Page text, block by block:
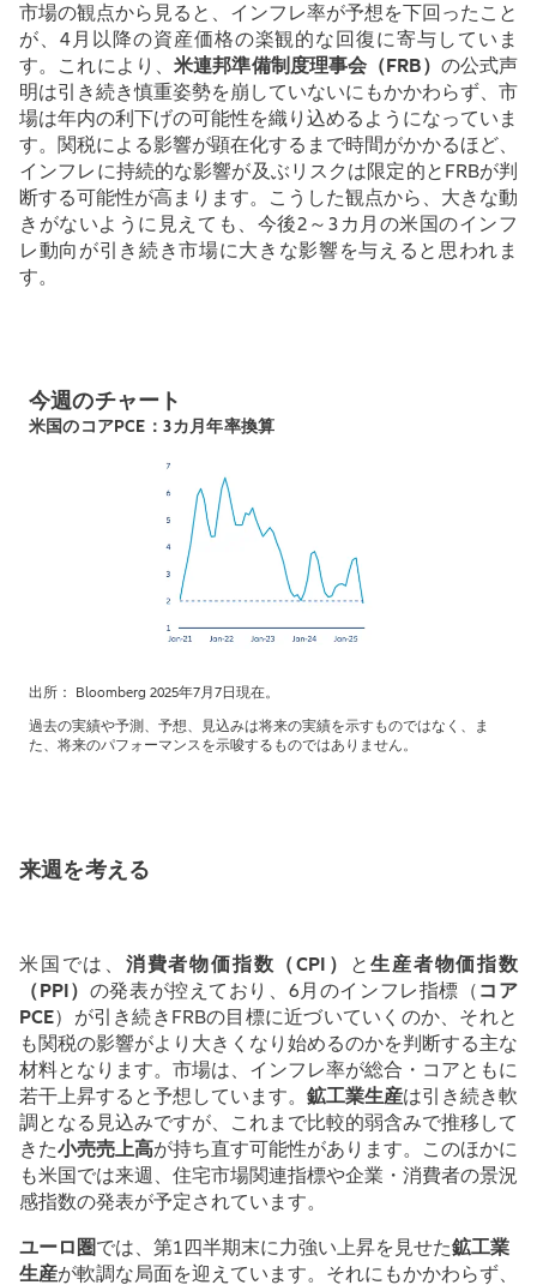
市場の観点から見ると、インフレ率が予想を下回ったこと
が、 4月以降の資産価格の楽観的な回復に寄与していま
す。これにより、 米連邦準備制度理事会（FRB） の公式声
明は引き続き慎重姿勢を崩していないにもかかわらず、市
場は年内の利下げの可能性を織り込めるようになっていま
す。関税による影響が顕在化するまで時間がかかるほど、
インフレに持続的な影響が及ぶリスクは限定的と FRBが判
断する可能性が高まります。こうした観点から、大きな動
きがないように見えても、今後2 ～ 3カ月の米国のインフ
レ動向が引き続き市場に大きな影響を与えると思われま
す。
今週のチャート
米国のコアPCE：3カ月年率換算
出所： Bloomberg 2025年7月7日現在。
過去の実績や予測、予想、見込みは将来の実績を示すものではなく、ま
た、将来のパフォーマンスを示唆するものではありません。
来週を考える
米国では、 消費者物価指数（CPI ） と生産者物価指数
（PPI） の発表が控えており、 6月のインフレ指標（ コア
PCE）が引き続き FRBの目標に近づいていくのか、それと
も関税の影響がより大きくなり始めるのかを判断する主な
材料となります。市場は、インフレ率が総合・コアともに
若干上昇すると予想しています。 鉱工業生産は引き続き軟
調となる見込みですが、これまで比較的弱含みで推移して
きた小売売上高が持ち直す可能性があります。このほかに
も米国では来週、住宅市場関連指標や企業・消費者の景況
感指数の発表が予定されています。
ユーロ圏では、第1四半期末に力強い上昇を見せた鉱工業
生産が軟調な局面を迎えています。それにもかかわらず、